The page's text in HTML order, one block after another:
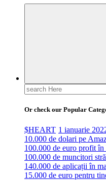
Search
for:
Or check our Popular
$HEART 1 ianuarie
10.000 de dolari pe
100.000 de euro profit în
100.000 de muncitori
140.000 de aplicații în
15.000 de euro pentru